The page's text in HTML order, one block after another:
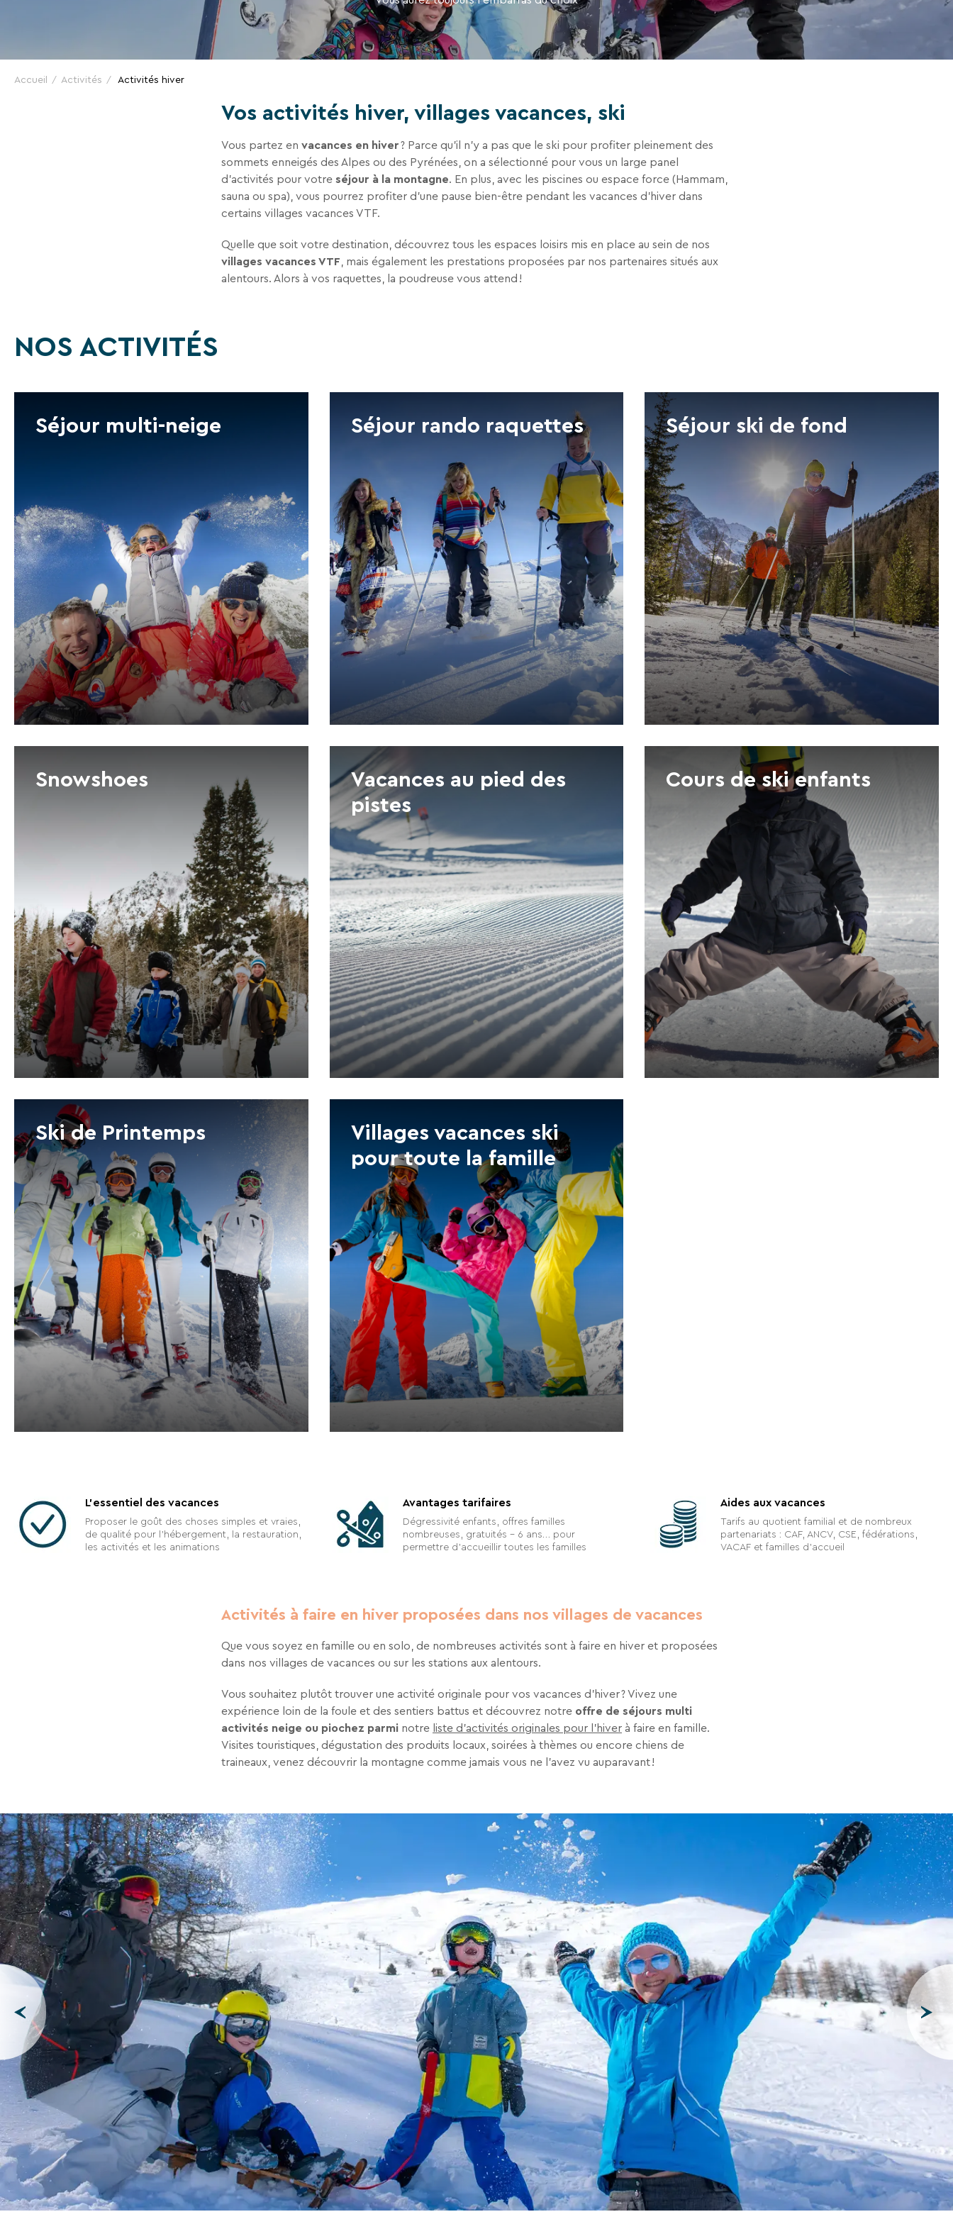
RECHERCHER
Une destination, un hôtel...
SKI,
RAQUETTES,
Accueil Activités Activités hiver
Vos activités hiver, villages vacances, ski
Vous partez en vacances en hiver? Parce qu’il n’y a pas que le ski pour profiter pleinement des
sommets enneigés des Alpes ou des Pyrénées, on a sélectionné pour vous un large panel
d’activités pour votreséjour à la montagne. En plus, avec les piscines ou espace force (Hammam,
sauna ou spa), vous pourrez profiter d'une pause bien-être pendant les vacances d’hiver dans
certains villages vacances VTF.
Quelle que soit votre destination, découvrez tous les espaces loisirs mis en place au sein de nos
villages vacances VTF, mais également les prestations proposées par nos partenaires situés aux
alentours. Alors à vos raquettes, la poudreuse vous attend !
NOS ACTIVITÉS
Séjour multi-neige Séjour rando raquettes Séjour ski de fond
Snowshoes
Vacances au pied des
pistes
Cours de ski enfants
Ski de Printemps
Villages vacances ski
pour toute la famille
L'essentiel des vacances
Proposer le goût des choses simples et vraies,
de qualité pour l'hébergement, la restauration,
les activités et les animations
Avantages tarifaires
Dégressivité enfants, offres familles
nombreuses, gratuités – 6 ans… pour
permettre d’accueillir toutes les familles
Aides aux vacances
Tarifs au quotient familial et de nombreux
partenariats : CAF, ANCV, CSE, fédérations,
VACAF et familles d’accueil
Activités à faire en hiver proposées dans nos villages de vacances
Que vous soyez en famille ou en solo, de nombreuses activités sont à faire en hiver et proposées
dans nos villages de vacances ou sur les stations aux alentours.
Vous souhaitez plutôt trouver une activité originale pour vos vacances d’hiver ? Vivez une
expérience loin de la foule et des sentiers battus et découvrez notre offre de séjours multi
activités neige ou piochez parmi notre liste d’activités originales pour l'hiver à faire en famille.
Visites touristiques, dégustation des produits locaux, soirées à thèmes ou encore chiens de
traineaux, venez découvrir la montagne comme jamais vous ne l’avez vu auparavant !
pouvez vous désinscrire à tout moment à l’aide des liens de désinscription ou en écrivant
page mentions légales de notre site web.